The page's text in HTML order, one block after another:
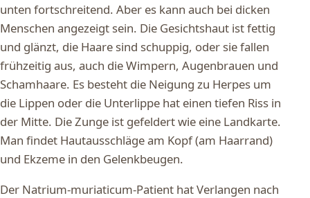
unten fortschreitend. Aber es kann auch bei dicken
Menschen angezeigt sein. Die Gesichtshaut ist fettig
und glänzt, die Haare sind schuppig, oder sie fallen
frühzeitig aus, auch die Wimpern, Augenbrauen und
Schamhaare. Es besteht die Neigung zu Herpes um
die Lippen oder die Unterlippe hat einen tiefen Riss in
der Mitte. Die Zunge ist gefeldert wie eine Landkarte.
Man findet Hautausschläge am Kopf (am Haarrand)
und Ekzeme in den Gelenkbeugen.
Der Natrium-muriaticum-Patient hat Verlangen nach